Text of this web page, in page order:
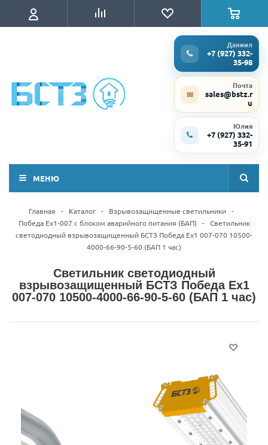
Даниил
+7 (927) 332-
35-98
✉
Почта
sales@bstz.r
u
Юлия
+7 (927) 332-
35-91
МЕНЮ
Главная - Каталог - Взрывозащищенные светильники -
Победа Ex1-007 с блоком аварийного питания (БАП)
- Светильник
светодиодный взрывозащищенный БСТЗ Победа Ex1 007-070 10500-
4000-66-90-5-60 (БАП 1 час)
Светильник светодиодный
взрывозащищенный БСТЗ Победа Ex1
007-070 10500-4000-66-90-5-60 (БАП 1 час)